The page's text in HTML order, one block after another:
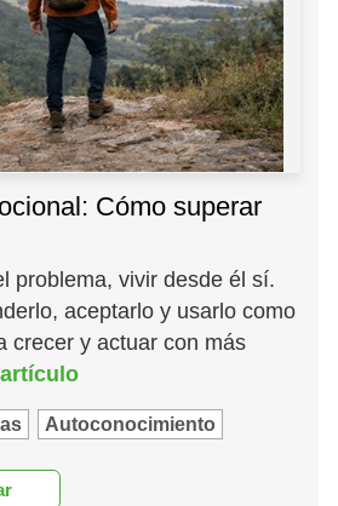
Cómo superar
problema, vivir desde él sí.
aceptarlo y usarlo como
crecer y actuar con más
Autoconocimiento